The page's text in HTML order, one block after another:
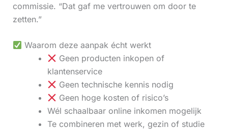
commissie. “Dat gaf me vertrouwen om door te
zetten.”
Waarom deze aanpak écht werkt
Geen producten inkopen of
klantenservice
Geen technische kennis nodig
Geen hoge kosten of risico’s
Wél schaalbaar online inkomen mogelijk
Te combineren met werk, gezin of studie